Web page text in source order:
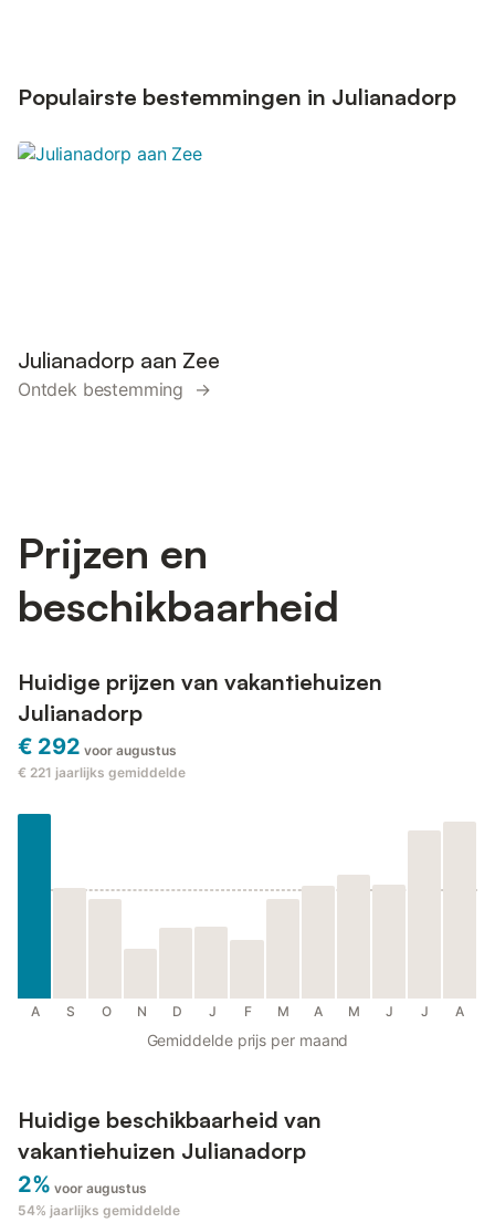
Populairste bestemmingen in Julianadorp
Julianadorp aan Zee
Ontdek bestemming →
Prijzen en
beschikbaarheid
Huidige prijzen van vakantiehuizen
Julianadorp
€ 292 voor augustus
€ 221 jaarlijks gemiddelde
A S O N D J F M A M J J A
Gemiddelde prijs per maand
Huidige beschikbaarheid van
vakantiehuizen Julianadorp
2% voor augustus
54% jaarlijks gemiddelde